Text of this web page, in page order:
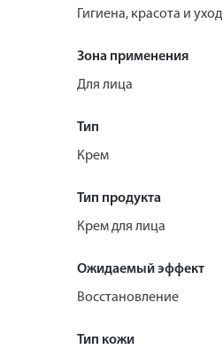
Гигиена, красота и уход
Зона применения
Для лица
Тип
Крем
Тип продукта
Крем для лица
Ожидаемый эффект
Восстановление
Тип кожи